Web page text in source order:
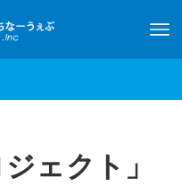
ェクト」